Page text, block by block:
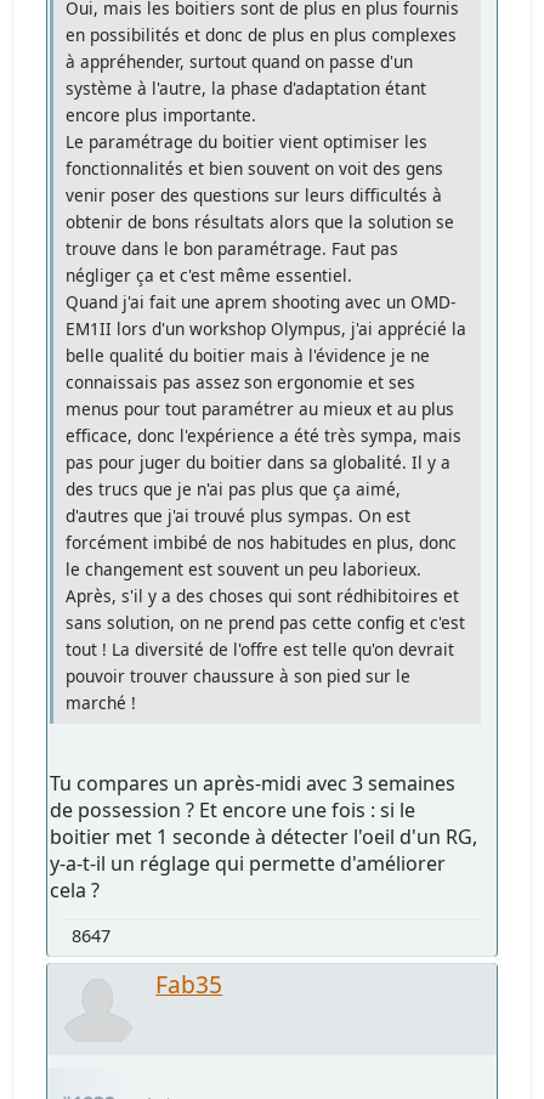
Oui, mais les boitiers sont de plus en plus fournis
en possibilités et donc de plus en plus complexes
à appréhender, surtout quand on passe d'un
système à l'autre, la phase d'adaptation étant
encore plus importante.
Le paramétrage du boitier vient optimiser les
fonctionnalités et bien souvent on voit des gens
venir poser des questions sur leurs difficultés à
obtenir de bons résultats alors que la solution se
trouve dans le bon paramétrage. Faut pas
négliger ça et c'est même essentiel.
Quand j'ai fait une aprem shooting avec un OMD-
EM1II lors d'un workshop Olympus, j'ai apprécié la
belle qualité du boitier mais à l'évidence je ne
connaissais pas assez son ergonomie et ses
menus pour tout paramétrer au mieux et au plus
efficace, donc l'expérience a été très sympa, mais
pas pour juger du boitier dans sa globalité. Il y a
des trucs que je n'ai pas plus que ça aimé,
d'autres que j'ai trouvé plus sympas. On est
forcément imbibé de nos habitudes en plus, donc
le changement est souvent un peu laborieux.
Après, s'il y a des choses qui sont rédhibitoires et
sans solution, on ne prend pas cette config et c'est
tout ! La diversité de l'offre est telle qu'on devrait
pouvoir trouver chaussure à son pied sur le
marché !
Tu compares un après-midi avec 3 semaines
de possession ? Et encore une fois : si le
boitier met 1 seconde à détecter l'oeil d'un RG,
y-a-t-il un réglage qui permette d'améliorer
cela ?
8647
Fab35